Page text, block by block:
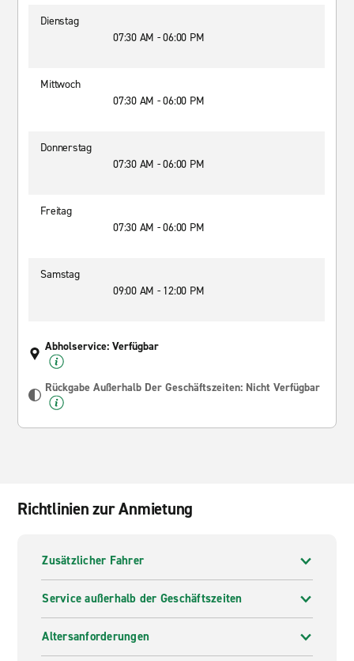
Dienstag
07:30 AM - 06:00 PM
Mittwoch
07:30 AM - 06:00 PM
Donnerstag
07:30 AM - 06:00 PM
Freitag
07:30 AM - 06:00 PM
Samstag
09:00 AM - 12:00 PM
Abholservice: Verfügbar
Rückgabe Außerhalb Der Geschäftszeiten: Nicht Verfügbar
Richtlinien zur Anmietung
Zusätzlicher Fahrer
Service außerhalb der Geschäftszeiten
Altersanforderungen